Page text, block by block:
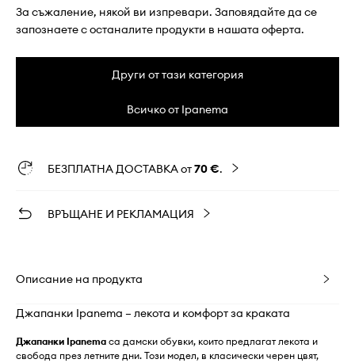
За съжаление, някой ви изпревари. Заповядайте да се
запознаете с останалите продукти в нашата оферта.
Други от тази категория
Всичко от Ipanema
БЕЗПЛАТНА ДОСТАВКА от70 €.
ВРЪЩАНЕ И РЕКЛАМАЦИЯ
Описание на продукта
Джапанки Ipanema – лекота и комфорт за краката
Джапанки Ipanema са дамски обувки, които предлагат лекота и
свобода през летните дни. Този модел, в класически черен цвят,